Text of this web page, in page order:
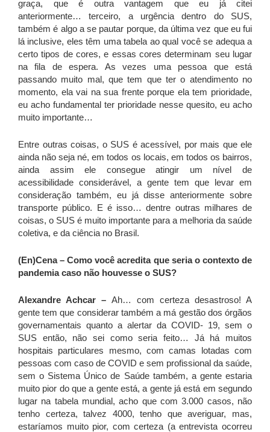
graça, que é outra vantagem que eu já citei
anteriormente… terceiro, a urgência dentro do SUS,
também é algo a se pautar porque, da última vez que eu fui
lá inclusive, eles têm uma tabela ao qual você se adequa a
certo tipos de cores, e essas cores determinam seu lugar
na fila de espera. As vezes uma pessoa que está
passando muito mal, que tem que ter o atendimento no
momento, ela vai na sua frente porque ela tem prioridade,
eu acho fundamental ter prioridade nesse quesito, eu acho
muito importante…
Entre outras coisas, o SUS é acessível, por mais que ele
ainda não seja né, em todos os locais, em todos os bairros,
ainda assim ele consegue atingir um nível de
acessibilidade considerável, a gente tem que levar em
consideração também, eu já disse anteriormente sobre
transporte público. E é isso… dentre outras milhares de
coisas, o SUS é muito importante para a melhoria da saúde
coletiva, e da ciência no Brasil.
(En)Cena – Como você acredita que seria o contexto de
pandemia caso não houvesse o SUS?
Alexandre Achcar – Ah… com certeza desastroso! A
gente tem que considerar também a má gestão dos órgãos
governamentais quanto a alertar da COVID- 19, sem o
SUS então, não sei como seria feito… Já há muitos
hospitais particulares mesmo, com camas lotadas com
pessoas com caso de COVID e sem profissional da saúde,
sem o Sistema Único de Saúde também, a gente estaria
muito pior do que a gente está, a gente já está em segundo
lugar na tabela mundial, acho que com 3.000 casos, não
tenho certeza, talvez 4000, tenho que averiguar, mas,
estaríamos muito pior, com certeza (a entrevista ocorreu